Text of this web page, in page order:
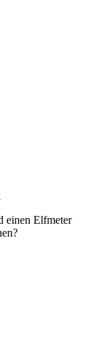
einen Elfmeter